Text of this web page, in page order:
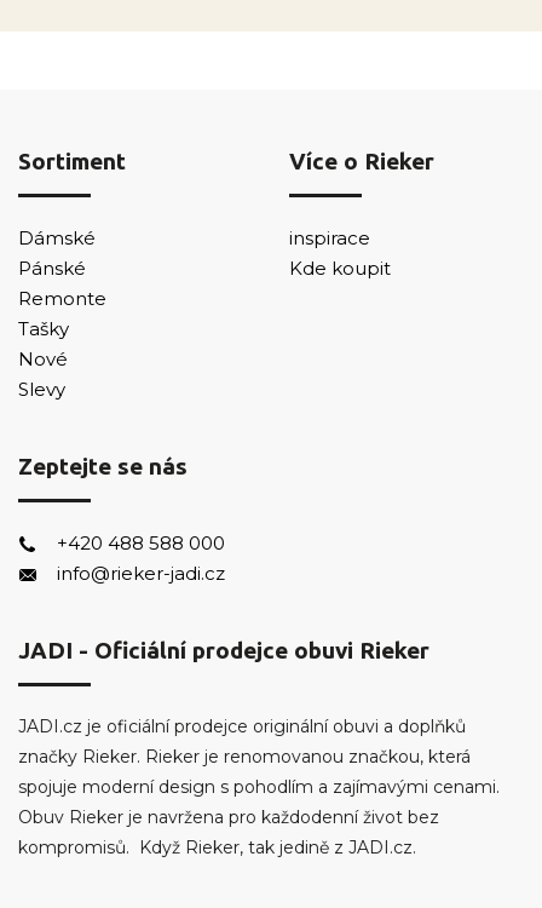
Sortiment
Dámské
Pánské
Remonte
Tašky
Nové
Slevy
Více o Rieker
inspirace
Kde koupit
Zeptejte se nás
+420 488 588 000
info@rieker-jadi.cz
JADI - Oficiální prodejce obuvi Rieker
JADI.cz je oficiální prodejce originální obuvi a doplňků
značky Rieker. Rieker je renomovanou značkou, která
spojuje moderní design s pohodlím a zajímavými cenami.
Obuv Rieker je navržena pro každodenní život bez
kompromisů. Když Rieker, tak jedině z JADI.cz.